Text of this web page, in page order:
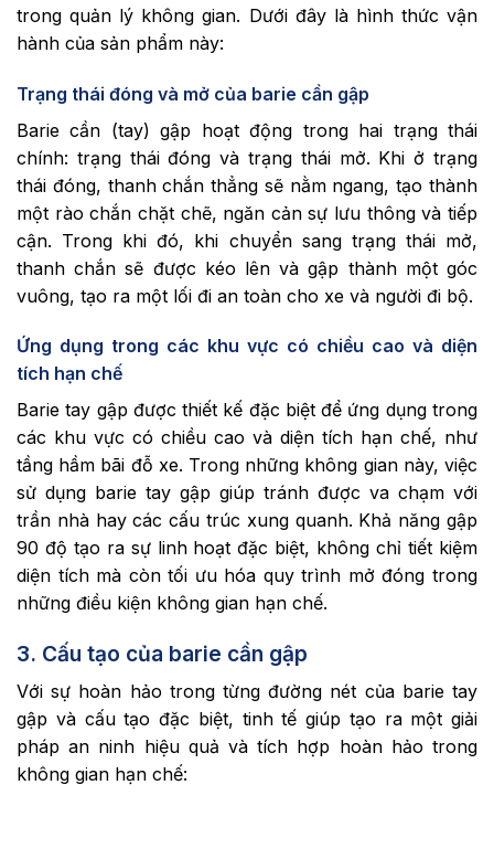
trong quản lý không gian. Dưới đây là hình thức vận
hành của sản phẩm này:
Trạng thái đóng và mở của barie cần gập
Barie cần (tay) gập hoạt động trong hai trạng thái
chính: trạng thái đóng và trạng thái mở. Khi ở trạng
thái đóng, thanh chắn thẳng sẽ nằm ngang, tạo thành
một rào chắn chặt chẽ, ngăn cản sự lưu thông và tiếp
cận. Trong khi đó, khi chuyển sang trạng thái mở,
thanh chắn sẽ được kéo lên và gập thành một góc
vuông, tạo ra một lối đi an toàn cho xe và người đi bộ.
Ứng dụng trong các khu vực có chiều cao và diện
tích hạn chế
Barie tay gập được thiết kế đặc biệt để ứng dụng trong
các khu vực có chiều cao và diện tích hạn chế, như
tầng hầm bãi đỗ xe. Trong những không gian này, việc
sử dụng barie tay gập giúp tránh được va chạm với
trần nhà hay các cấu trúc xung quanh. Khả năng gập
90 độ tạo ra sự linh hoạt đặc biệt, không chỉ tiết kiệm
diện tích mà còn tối ưu hóa quy trình mở đóng trong
những điều kiện không gian hạn chế.
3. Cấu tạo của barie cần gập
Với sự hoàn hảo trong từng đường nét của barie tay
gập và cấu tạo đặc biệt, tinh tế giúp tạo ra một giải
pháp an ninh hiệu quả và tích hợp hoàn hảo trong
không gian hạn chế: